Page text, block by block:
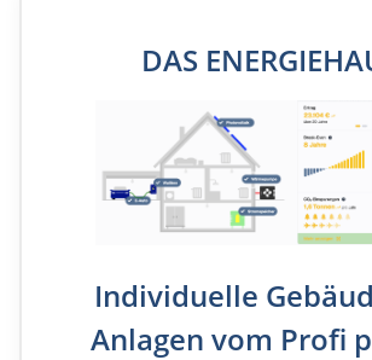
DAS
Individuelle
Anlagen vom Profi
Dein Gebäude-
Persönliche &
Full-Service Installation oder